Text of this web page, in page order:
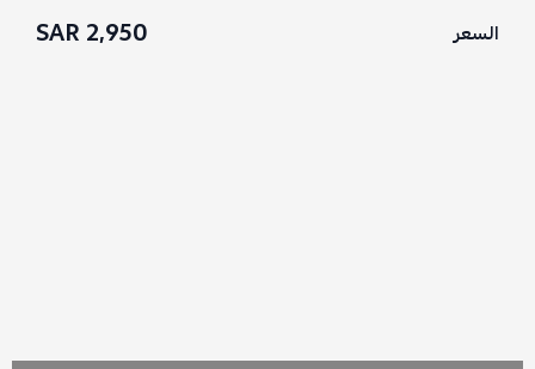
السعر 2,950 SAR